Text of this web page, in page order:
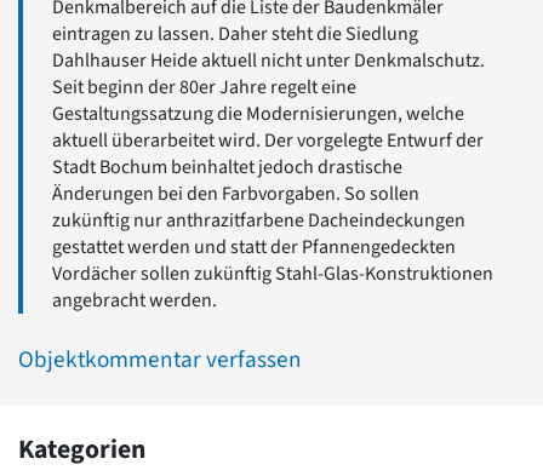
Denkmalbereich auf die Liste der Baudenkmäler
eintragen zu lassen. Daher steht die Siedlung
Dahlhauser Heide aktuell nicht unter Denkmalschutz.
Seit beginn der 80er Jahre regelt eine
Gestaltungssatzung die Modernisierungen, welche
aktuell überarbeitet wird. Der vorgelegte Entwurf der
Stadt Bochum beinhaltet jedoch drastische
Änderungen bei den Farbvorgaben. So sollen
zukünftig nur anthrazitfarbene Dacheindeckungen
gestattet werden und statt der Pfannengedeckten
Vordächer sollen zukünftig Stahl-Glas-Konstruktionen
angebracht werden.
Objektkommentar verfassen
Kategorien